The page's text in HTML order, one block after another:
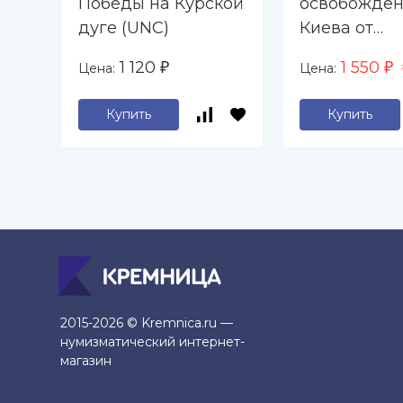
дуге (UNC)
Цена: 1 120 ₽
Купить
Киева от
захватчиков
Цена: 1 550 ₽
Купить
2015-2026 © Kremnica.ru —
нумизматический интернет-
магазин